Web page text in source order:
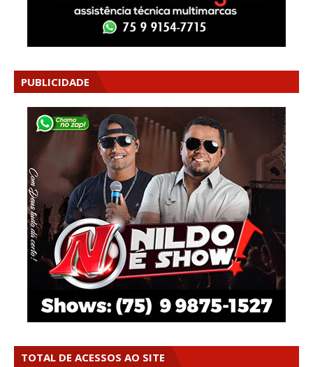
PUBLICIDADE
TOTAL DE ACESSOS AO SITE